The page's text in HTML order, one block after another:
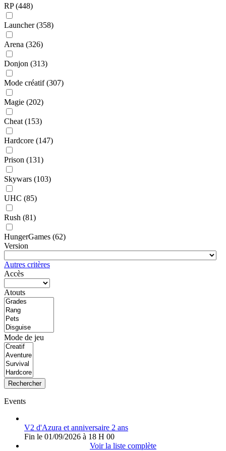
RP(448)
Launcher(358)
Arena (326)
Donjon (313)
Mode créatif(307)
Magie (202)
Cheat (153)
Hardcore (147)
Prison (131)
Skywars (103)
UHC (85)
Rush (81)
HungerGames (62)
Version
Autres critères
Accès
Atouts
Mode de jeu
Rechercher
Events
V2 d'Azura et anniversaire 2 ans
Fin le 01/09/2026 à 18 H 00
Voir la liste complète